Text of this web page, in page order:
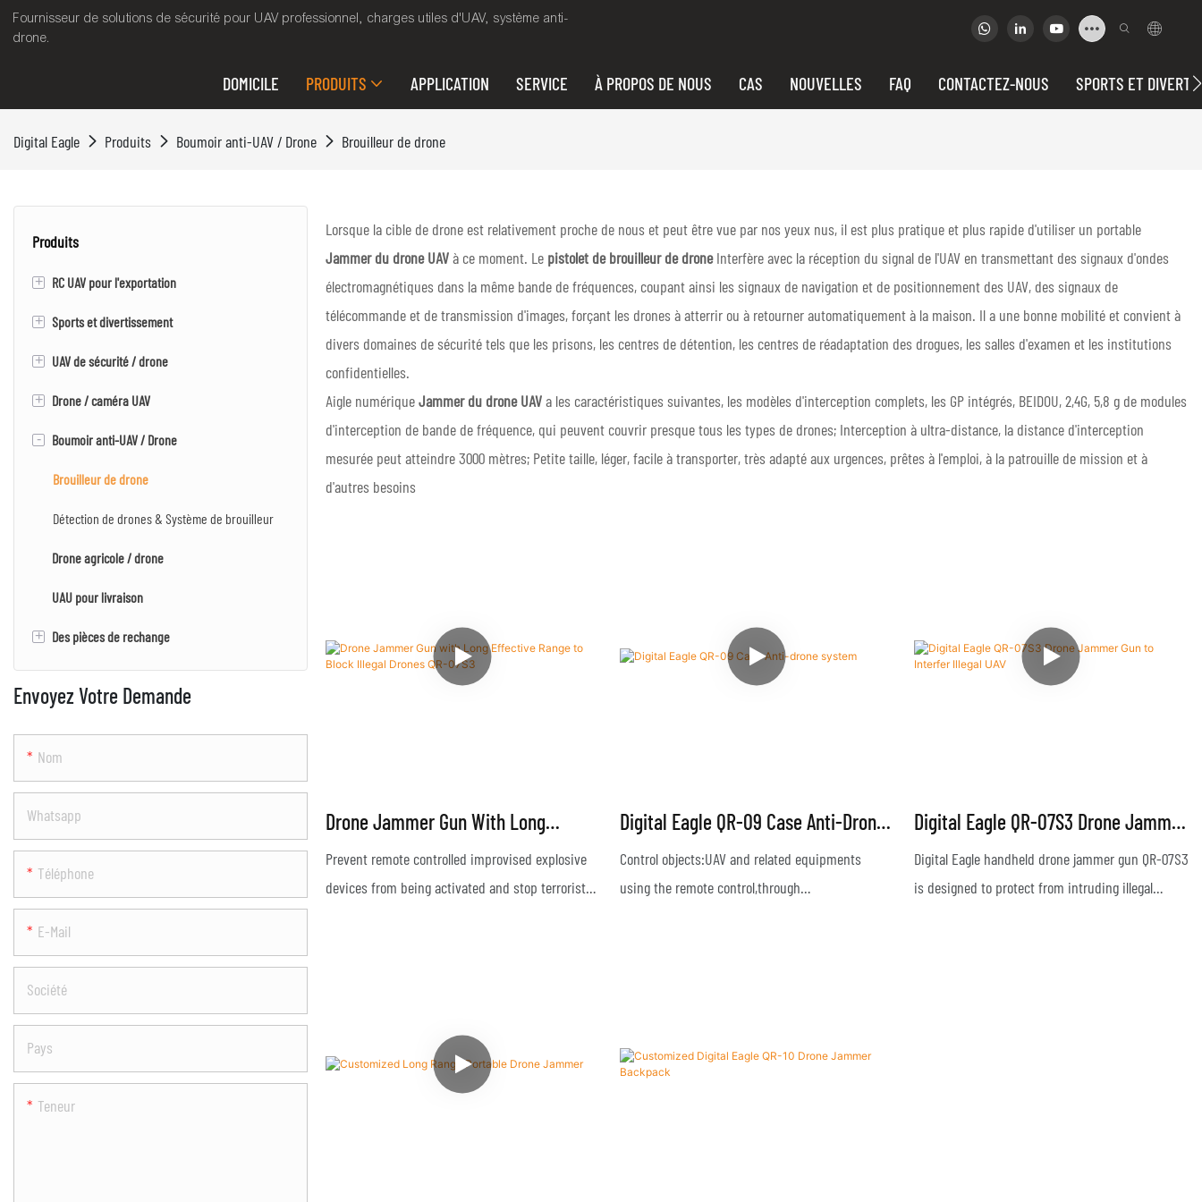
Fournisseur de solutions de sécurité pour UAV professionnel, charges utiles d'UAV, système anti-
drone.
DOMICILE PRODUITS APPLICATION SERVICE À PROPOS DE NOUS CAS NOUVELLES FAQ CONTACTEZ-NOUS SPORTS ET
Digital Eagle Produits Boumoir anti-UAV / Drone Brouilleur de drone
Produits
+ RC UAV pour l'exportation
RC VTOL UAV / drone à ailes fixes
+ Sports et divertissement
Skateboard électrique
Evtol
+ UAV de sécurité / drone
UAV / drone à ailes fixes VTOL
UAV / drone multi-rotor
+ Drone / caméra UAV
Caméra EO / IR
Caméra EO / IR / LRF
Caméra PTZ
Caméra de cartographie
- Boumoir anti-UAV / Drone
Brouilleur de drone
Détection de drones & Système de brouilleur
Drone agricole / drone
UAU pour livraison
+ Des pièces de rechange
Moteur
Envoyez Votre Demande
Nom
Whatsapp
Téléphone
E-Mail
Société
Pays
Teneur
Lorsque la cible de drone est relativement proche de nous et peut être vue par nos yeux nus, il est plus pratique et plus rapide d'utiliser un portable
Jammer du drone UAVà ce moment. Le pistolet de brouilleur de droneInterfère avec la réception du signal de l'UAV en transmettant des signaux d'ondes
électromagnétiques dans la même bande de fréquences, coupant ainsi les signaux de navigation et de positionnement des UAV, des signaux de
télécommande et de transmission d'images, forçant les drones à atterrir ou à retourner automatiquement à la maison. Il a une bonne mobilité et convient à
divers domaines de sécurité tels que les prisons, les centres de détention, les centres de réadaptation des drogues, les salles d'examen et les institutions
confidentielles.
Aigle numériqueJammer du drone UAVa les caractéristiques suivantes, les modèles d'interception complets, les GP intégrés, BEIDOU, 2,4G, 5,8 g de modules
d'interception de bande de fréquence, qui peuvent couvrir presque tous les types de drones; Interception à ultra-distance, la distance d'interception
mesurée peut atteindre 3000 mètres; Petite taille, léger, facile à transporter, très adapté aux urgences, prêtes à l'emploi, à la patrouille de mission et à
d'autres besoins
Drone Jammer Gun With Long
Effective Range To Block Illegal
Drones QR-07S3
Prevent remote controlled improvised explosive
devices from being activated and stop terrorist
Digital Eagle QR-09 Case Anti-Drone
System
Control objects:UAV and related equipments
using the remote control,through
Digital Eagle QR-07S3 Drone Jammer
Gun To Interfer Illegal UAV
Digital Eagle handheld drone jammer gun QR-07S3
is designed to protect from intruding illegal